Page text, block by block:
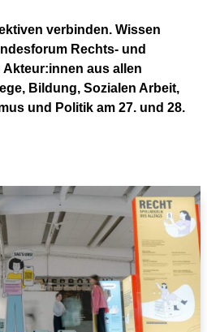
verbinden. Wissen
Rechts- und
aus allen
Bildung, Sozialen Arbeit,
und Politik am 27. und 28.